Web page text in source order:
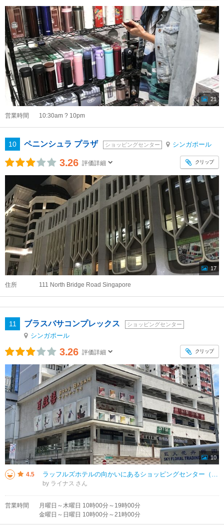
21
営業時間 10:30am ? 10pm
10 ペニンシュラ プラザ ショッピングセンター シンガポール
3.26 評価詳細 クリップ
17
住所 111 North Bridge Road Singapore
11 ブラスバサコンプレックス ショッピングセンター
シンガポール
3.26 評価詳細 クリップ
10
4.5 ラッフルズホテルの向かいにあるショッピングセンター（一応）。一応と書いたのは英語名に「COMPLEX」の意味そのまま。少し複雑なSCである。 開業は1980年だそうで外観を含め多少古い感もあるが、ビル自体が開放的であり、
by ライナス
営業時間
月曜日～木曜日 10時00分～19時00分
金曜日～日曜日 10時00分～21時00分